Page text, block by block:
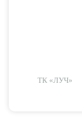
ТК «ЛУЧ»